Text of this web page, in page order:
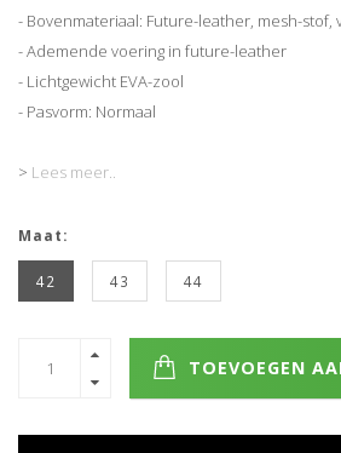
- Bovenmateriaal: Future-leather, mesh-stof,
- Ademende voering in future-leather
- Lichtgewicht EVA-zool
- Pasvorm: Normaal
> Lees meer..
Maat:
42 43 44
TOEVOEGEN